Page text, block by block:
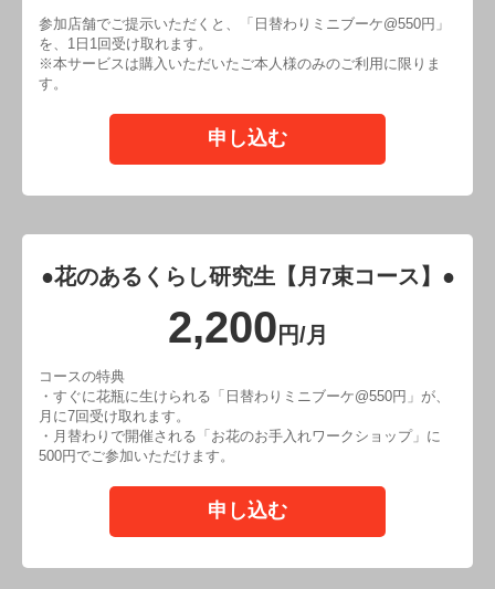
参加店舗でご提示いただくと、「日替わりミニブーケ@550円」
を、1日1回受け取れます。
※本サービスは購入いただいたご本人様のみのご利用に限りま
す。
申し込む
●花のあるくらし研究生【月7束コース】●
2,200 円/月
コースの特典
・すぐに花瓶に生けられる「日替わりミニブーケ@550円」が、
月に7回受け取れます。
・月替わりで開催される「お花のお手入れワークショップ」に
500円でご参加いただけます。
申し込む